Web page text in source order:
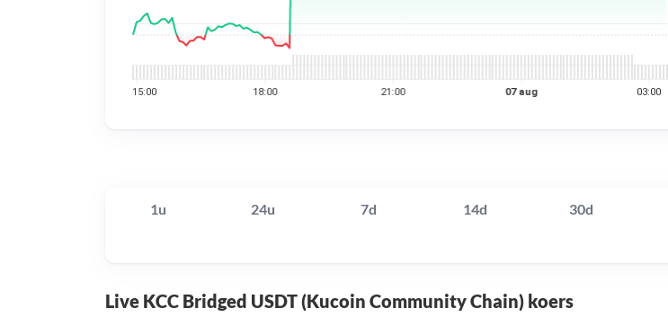
1u 24u 7d 14d 30d
Live KCC Bridged USDT (Kucoin Community Chain) koers